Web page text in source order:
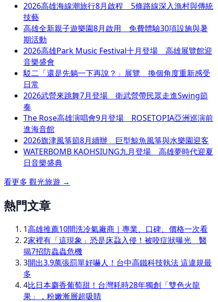
2026高雄海線潮旅行8月啟程 5條路線深入漁村與傳統
技藝
高雄全新親子遊樂園8月啟用 免費體驗30項設施與暑
期活動
2026高雄Park Music Festival十月登場 高雄展覽館迎
音樂盛會
駁二「還是先躺一下再說？」展覽 換個角度重新感受
日常
2026武營來跳舞7月登場 衛武營帶民眾走進Swing節
奏
The Rose高雄演唱會9月登場 ROSETOPIA亞洲巡演前
進海音館
2026旗津風箏節8月續辦 巨型鯨魚風箏與水樂園迎客
WATERBOMB KAOHSIUNG九月登場 高雄夢時代迎夏
日音樂盛典
看更多 觀光旅遊 →
熱門文章
1高雄推薦10間洗冷氣廠商｜專業、口碑、價格一次看
2家裡有「這現象」恐是床蝨入侵！被咬症狀曝光 醫
揭7招防蟲蟲危機
3開出3.9萬張罰單好嚇人！台中高鐵科技執法 這違規最
多
4比日本麝香葡萄甜！台灣耗時28年獨創「雙色火龍
果」，粉嫩漸層超吸睛